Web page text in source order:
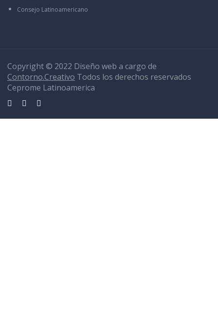
Consejo Latinoamericano
Copyright © 2022 Diseño web a cargo de
Contorno.Creativo Todos los derechos reservados
Ceprome Latinoamerica